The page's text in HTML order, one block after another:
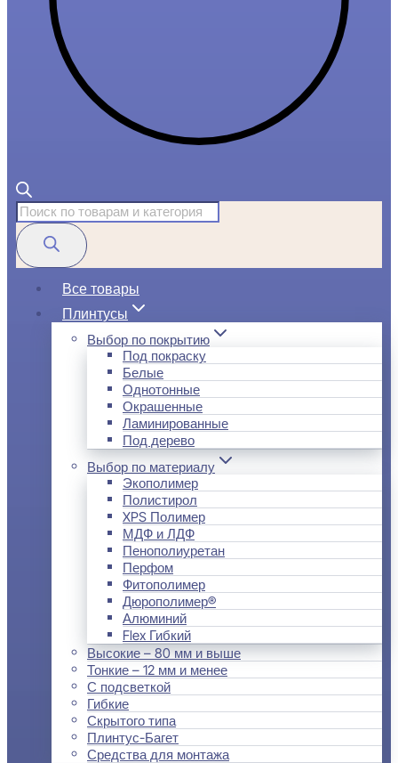
Поиск
товаров
Все товары
Плинтусы
Выбор по покрытию
Под покраску
Белые
Однотонные
Окрашенные
Ламинированные
Под дерево
Выбор по материалу
Экополимер
Полистирол
XPS Полимер
МДФ и ЛДФ
Пенополиуретан
Перфом
Фитополимер
Дюрополимер®
Алюминий
Flex Гибкий
Высокие – 80 мм и выше
Тонкие – 12 мм и менее
С подсветкой
Гибкие
Скрытого типа
Плинтус-Багет
Средства для монтажа